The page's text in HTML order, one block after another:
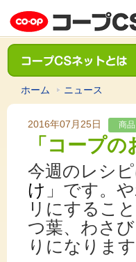
ホーム ニュース
2016年07月25日 商品
「コープ
今週のレシ
け 」です。
リにするこ
つ葉、わさ
りになります